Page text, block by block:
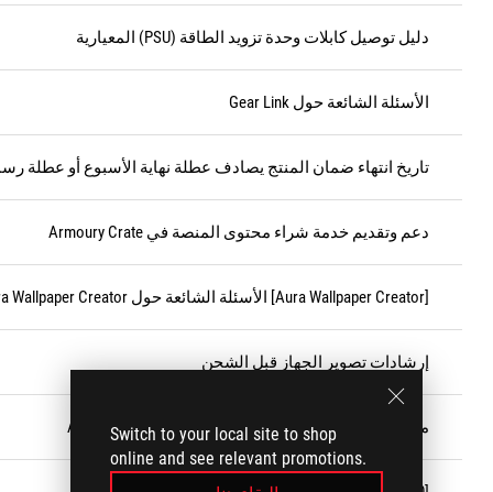
Switch to your local site to shop
online and see relevant promotions.
دليل توصيل كابلات وحدة تزويد الطاقة (PSU) المعيارية
الأسئلة الشائعة حول Gear Link
تاريخ انتهاء ضمان المنتج يصادف عطلة نهاية الأسبوع أو عطلة
دعم وتقديم خدمة شراء محتوى المنصة في Armoury Crate
[Aura Wallpaper Creator] الأسئلة الشائعة حول Aura Wallpaper Creator
إرشادات تصوير الجهاز قبل الشحن
معايير الضرر الناتج عن المستخدم (CID) لمنتجات ASUS